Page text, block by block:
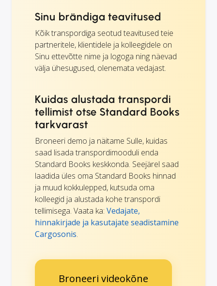
Sinu brändiga teavitused
Kõik transpordiga seotud teavitused teie
partneritele, klientidele ja kolleegidele on
Sinu ettevõtte nime ja logoga ning näevad
välja ühesugused, olenemata vedajast.
Kuidas alustada transpordi
tellimist otse Standard Books
tarkvarast
Broneeri demo ja näitame Sulle, kuidas
saad lisada transpordimooduli enda
Standard Books keskkonda. Seejärel saad
laadida üles oma Standard Books hinnad
ja muud kokkulepped, kutsuda oma
kolleegid ja alustada kohe transpordi
tellimisega. Vaata ka: Vedajate,
hinnakirjade ja kasutajate seadistamine
Cargosonis.
Broneeri videokõne